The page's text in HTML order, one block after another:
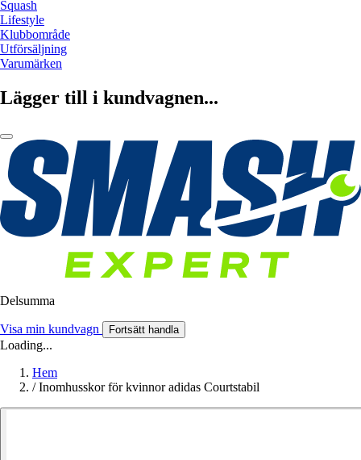
Squash
Lifestyle
Klubbområde
Utförsäljning
Varumärken
Lägger till i kundvagnen...
Delsumma
Visa min kundvagn Fortsätt handla
Loading...
Hem
/ Inomhusskor för kvinnor adidas Courtstabil